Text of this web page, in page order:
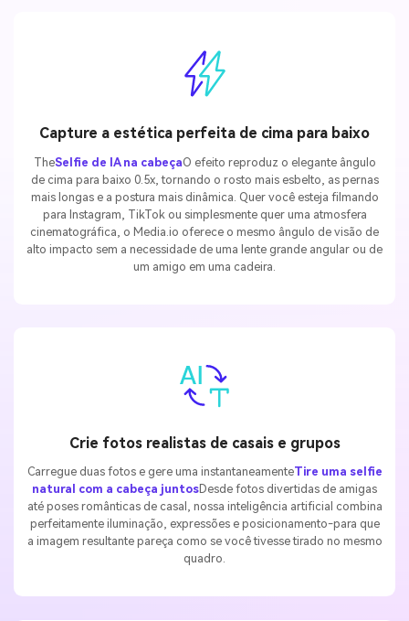
Capture a estética perfeita de cima para baixo
TheSelfie de IA na cabeçaO efeito reproduz o elegante ângulo
de cima para baixo 0.5x, tornando o rosto mais esbelto, as pernas
mais longas e a postura mais dinâmica. Quer você esteja filmando
para Instagram, TikTok ou simplesmente quer uma atmosfera
cinematográfica, o Media.io oferece o mesmo ângulo de visão de
alto impacto sem a necessidade de uma lente grande angular ou de
um amigo em uma cadeira.
Crie fotos realistas de casais e grupos
Carregue duas fotos e gere uma instantaneamenteTire uma selfie
natural com a cabeça juntosDesde fotos divertidas de amigas
até poses românticas de casal, nossa inteligência artificial combina
perfeitamente iluminação, expressões e posicionamento-para que
a imagem resultante pareça como se você tivesse tirado no mesmo
quadro.